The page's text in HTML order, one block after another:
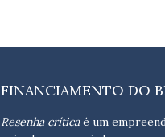
FINANCIAMENTO DO
Resenha críticaé um